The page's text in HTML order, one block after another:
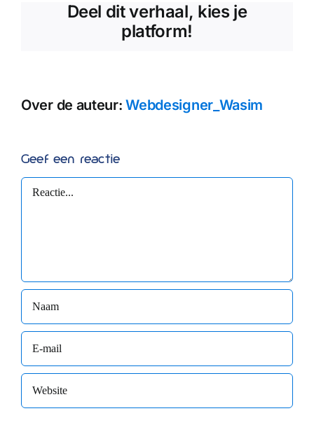
Deel dit verhaal, kies je
platform!
Over de auteur:Webdesigner_Wasim
Geef een reactie
Reactie